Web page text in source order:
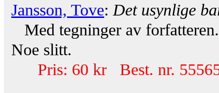
Jansson, Tove: Det usynlige
Med tegninger av
Noe slitt.
Pris: 60 kr Best. nr.